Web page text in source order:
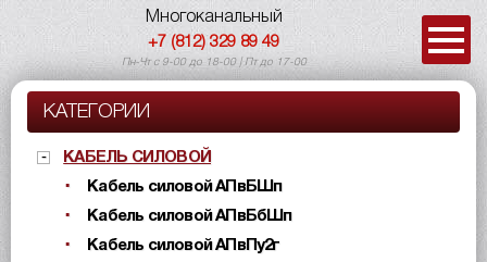
Многоканальный
+7 (812) 329 89 49
Пн-Чт с 9-00 до 18-00 | Пт до 17-00
КАТЕГОРИИ
КАБЕЛЬ СИЛОВОЙ
Кабель силовой АПвБШп
Кабель силовой АПвБбШп
Кабель силовой АПвПу2г